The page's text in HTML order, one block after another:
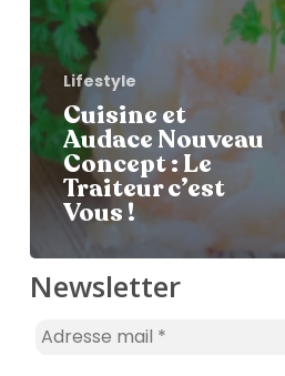
Lifestyle
Cuisine et
Audace Nouveau
Concept : Le
Traiteur c’est
Vous !
Newsletter